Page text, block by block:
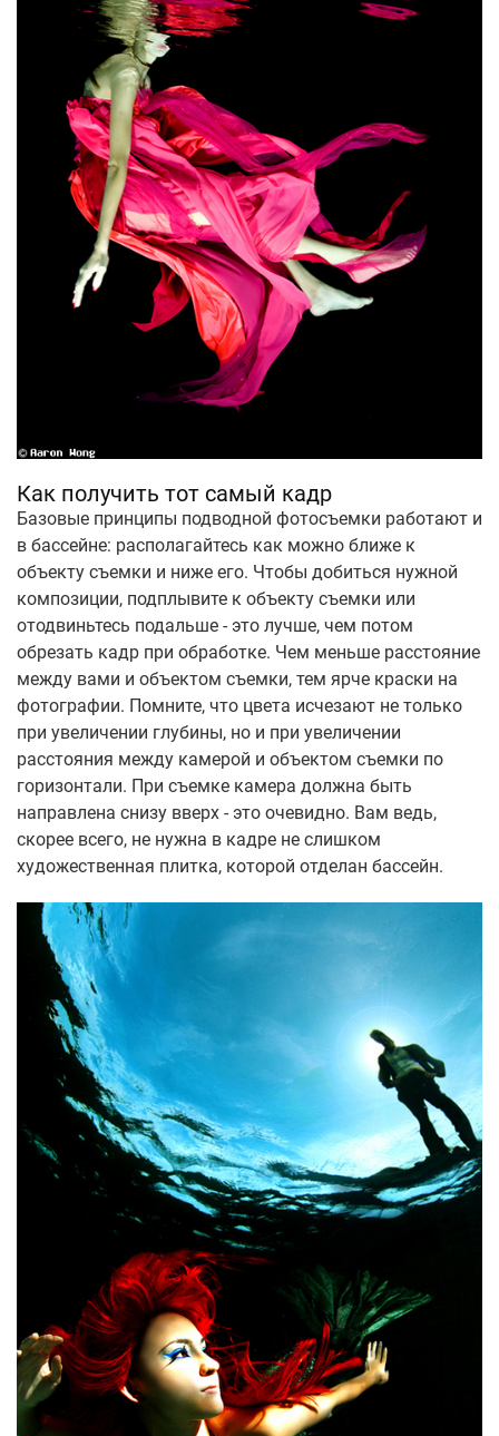
Как получить тот самый кадр
Базовые принципы подводной фотосъемки работают и
в бассейне: располагайтесь как можно ближе к
объекту съемки и ниже его. Чтобы добиться нужной
композиции, подплывите к объекту съемки или
отодвиньтесь подальше - это лучше, чем потом
обрезать кадр при обработке. Чем меньше расстояние
между вами и объектом съемки, тем ярче краски на
фотографии. Помните, что цвета исчезают не только
при увеличении глубины, но и при увеличении
расстояния между камерой и объектом съемки по
горизонтали. При съемке камера должна быть
направлена снизу вверх - это очевидно. Вам ведь,
скорее всего, не нужна в кадре не слишком
художественная плитка, которой отделан бассейн.